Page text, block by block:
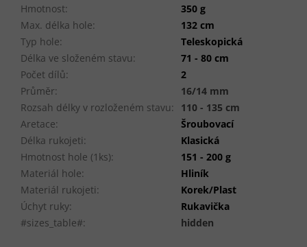
Hmotnost:
350 g
Max. délka hole:
132 cm
Typ hole:
Teleskopická
Délka ve složeném stavu:
71 - 80 cm
Počet dílů:
2
Průměr:
16/14 mm
Rozsah délky v rozloženém stavu:
110 - 135 cm
Aretace:
Šroubovací
Délka rukojeti:
Klasická
Hmotnost hole (1ks):
151 - 200 g
Materiál hole:
Hliník
Materiál rukojeti:
Korek/Plast
Úchyt ruky:
Rukavička
#sizes_table#: hidden